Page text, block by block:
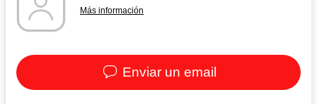
Más información
Enviar un email